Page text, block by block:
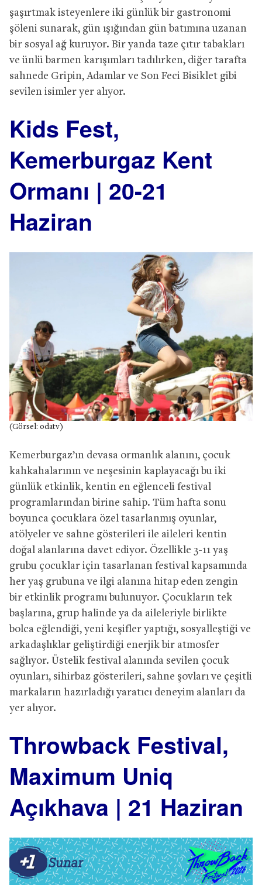
şaşırtmak isteyenlere iki günlük bir gastronomi
şöleni sunarak, gün ışığından gün batımına uzanan
bir sosyal ağ kuruyor. Bir yanda taze çıtır tabakları
ve ünlü barmen karışımları tadılırken, diğer tarafta
sahnede Gripin, Adamlar ve Son Feci Bisiklet gibi
sevilen isimler yer alıyor.
Kids Fest,
Kemerburgaz Kent
Ormanı | 20-21
Haziran
(Görsel: odatv)
Kemerburgaz’ın devasa ormanlık alanını, çocuk
kahkahalarının ve neşesinin kaplayacağı bu iki
günlük etkinlik, kentin en eğlenceli festival
programlarından birine sahip. Tüm hafta sonu
boyunca çocuklara özel tasarlanmış oyunlar,
atölyeler ve sahne gösterileri ile aileleri kentin
doğal alanlarına davet ediyor. Özellikle 3-11 yaş
grubu çocuklar için tasarlanan festival kapsamında
her yaş grubuna ve ilgi alanına hitap eden zengin
bir etkinlik programı bulunuyor. Çocukların tek
başlarına, grup halinde ya da aileleriyle birlikte
bolca eğlendiği, yeni keşifler yaptığı, sosyalleştiği ve
arkadaşlıklar geliştirdiği enerjik bir atmosfer
sağlıyor. Üstelik festival alanında sevilen çocuk
oyunları, sihirbaz gösterileri, sahne şovları ve çeşitli
markaların hazırladığı yaratıcı deneyim alanları da
yer alıyor.
Throwback Festival,
Maximum Uniq
Açıkhava | 21 Haziran